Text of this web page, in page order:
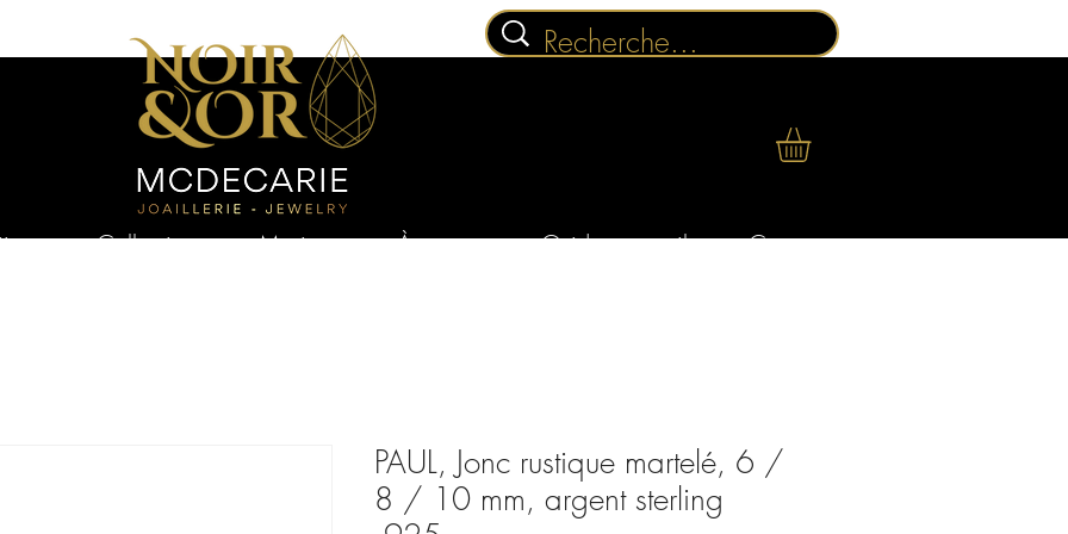
Collections Mariage À propos Guides conseils Contact
PAUL, Jonc rustique martelé, 6 /
8 / 10 mm, argent sterling